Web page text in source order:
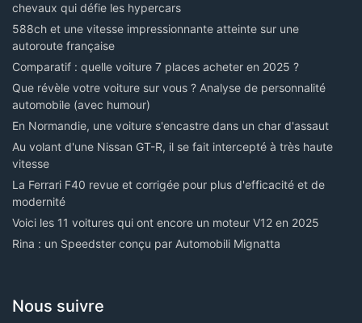
chevaux qui défie les hypercars
588ch et une vitesse impressionnante atteinte sur une
autoroute française
Comparatif : quelle voiture 7 places acheter en 2025 ?
Que révèle votre voiture sur vous ? Analyse de personnalité
automobile (avec humour)
En Normandie, une voiture s'encastre dans un char d'assaut
Au volant d'une Nissan GT-R, il se fait intercepté à très haute
vitesse
La Ferrari F40 revue et corrigée pour plus d'efficacité et de
modernité
Voici les 11 voitures qui ont encore un moteur V12 en 2025
Rina : un Speedster conçu par Automobili Mignatta
Nous suivre